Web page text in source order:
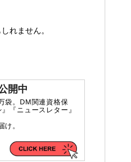
れません。
開中
袋。DM関連資格保
『ニュースレター』
け。